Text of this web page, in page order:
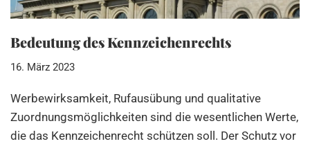
Bedeutung des Kennzeichenrechts
16. März 2023
Werbewirksamkeit, Rufausübung und qualitative
Zuordnungsmöglichkeiten sind die wesentlichen Werte,
die das Kennzeichenrecht schützen soll. Der Schutz vor